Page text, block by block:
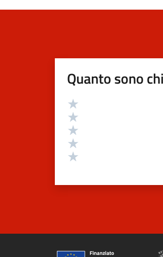
Quanto sono
Valutazione